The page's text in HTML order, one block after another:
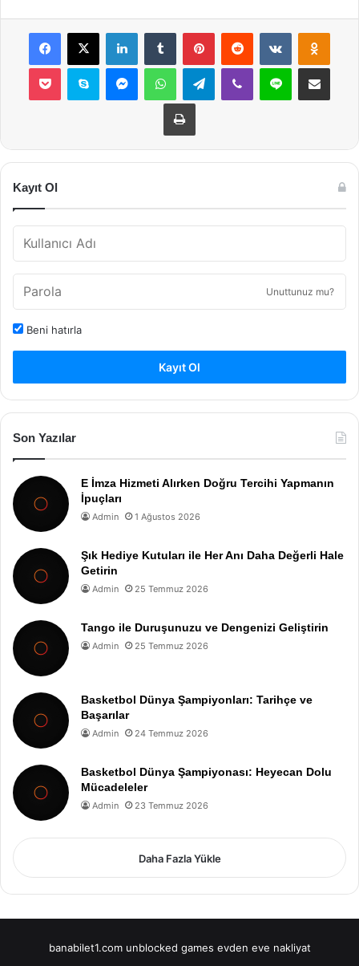
Facebook
X LinkedInTumblr PinterestReddit VKontakte
Pocket Skype MessengerWhatsAppTelegramViber Line E-Posta ile
Yazdır
Kayıt Ol
Unuttunuz mu?
Beni hatırla
Kayıt Ol
Son Yazılar
E İmza Hizmeti Alırken Doğru Tercihi Yapmanın
İpuçları
Admin 1 Ağustos 2026
Şık Hediye Kutuları ile Her Anı Daha Değerli Hale
Getirin
Admin 25 Temmuz 2026
Tango ile Duruşunuzu ve Dengenizi Geliştirin
Admin 25 Temmuz 2026
Basketbol Dünya Şampiyonları: Tarihçe ve
Başarılar
Admin 24 Temmuz 2026
Basketbol Dünya Şampiyonası: Heyecan Dolu
Mücadeleler
Admin 23 Temmuz 2026
Daha Fazla Yükle
banabilet1.com unblocked games evden eve nakliyat